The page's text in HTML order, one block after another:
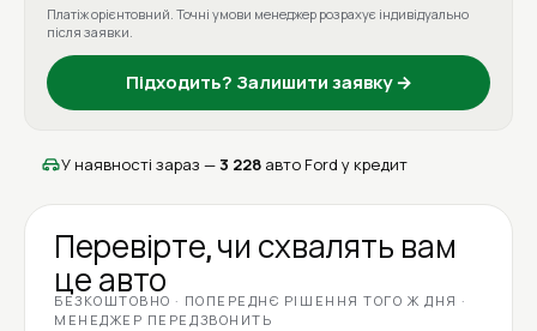
Платіж орієнтовний. Точні умови менеджер розрахує індивідуально
після заявки.
Підходить? Залишити заявку →
У наявності зараз — 3 228 авто Ford у кредит
Перевірте, чи схвалять вам
це авто
БЕЗКОШТОВНО · ПОПЕРЕДНЄ РІШЕННЯ ТОГО Ж ДНЯ ·
МЕНЕДЖЕР ПЕРЕДЗВОНИТЬ